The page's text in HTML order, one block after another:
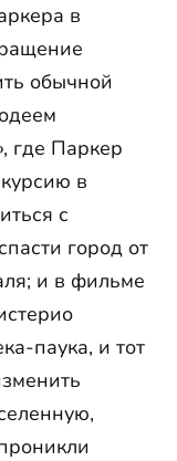
в
обычной
где Паркер
в
с
город от
и в фильме
паука, и тот